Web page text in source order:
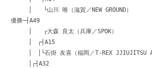
│ └山川 唯（滋賀／NEW GROUND）
優勝─┤A49
│ ┌大森 良太（兵庫／SPOK）
│ ┌┤A15
│ │└石掛 友喜（福岡／T-REX JJIUJITSU
│┌┤A32